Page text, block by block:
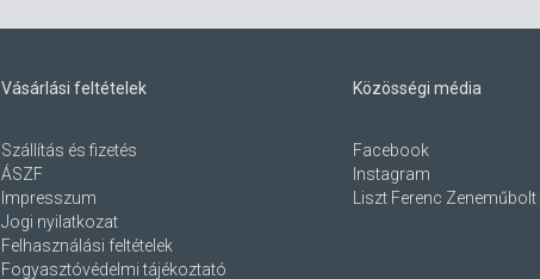
Vásárlási feltételek
Szállítás és fizetés
ÁSZF
Impresszum
Jogi nyilatkozat
Felhasználási feltételek
Fogyasztóvédelmi tájékoztató
Közösségi média
Facebook
Instagram
Liszt Ferenc Zeneműbolt